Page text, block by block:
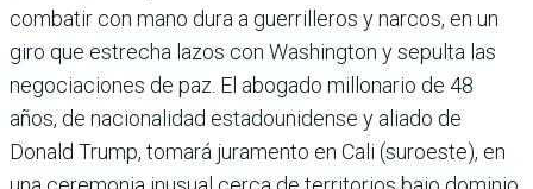
combatir con mano dura a guerrilleros y narcos, en un
giro que estrecha lazos con Washington y sepulta las
negociaciones de paz. El abogado millonario de 48
años, de nacionalidad estadounidense y aliado de
Donald Trump, tomará juramento en Cali (suroeste), en